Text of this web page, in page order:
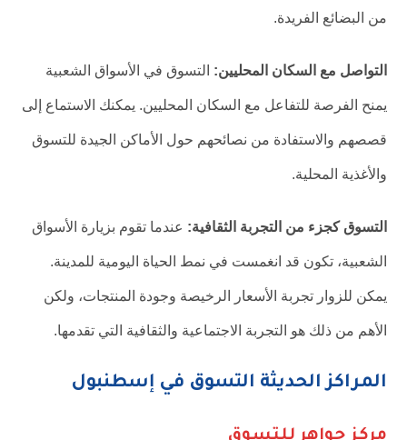
من البضائع الفريدة.
التواصل مع السكان المحليين: التسوق في الأسواق الشعبية
يمنح الفرصة للتفاعل مع السكان المحليين. يمكنك الاستماع إلى
قصصهم والاستفادة من نصائحهم حول الأماكن الجيدة للتسوق
والأغذية المحلية.
التسوق كجزء من التجربة الثقافية: عندما تقوم بزيارة الأسواق
الشعبية، تكون قد انغمست في نمط الحياة اليومية للمدينة.
يمكن للزوار تجربة الأسعار الرخيصة وجودة المنتجات، ولكن
الأهم من ذلك هو التجربة الاجتماعية والثقافية التي تقدمها.
المراكز الحديثة التسوق في إسطنبول